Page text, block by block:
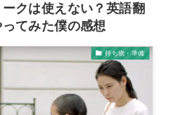
クは使えない？英語翻
てみた僕の感想
持ち物・準備